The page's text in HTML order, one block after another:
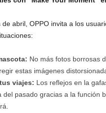
abril, OPPO invita a los
No más fotos borrosas
estas imágenes
viajes: Los reflejos en la
del pasado gracias a la función